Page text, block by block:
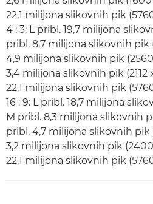
22,1 milijona slikovnih pik
4 : 3: L pribl. 19,7 milijona
pribl. 8,7 milijona slikovnih pik
4,9 milijona slikovnih pik (2560
3,4 milijona slikovnih pik (2112
22,1 milijona slikovnih pik
16 : 9: L pribl. 18,7 milijona
M pribl. 8,3 milijona slikovnih
pribl. 4,7 milijona slikovnih pik
3,2 milijona slikovnih pik
22,1 milijona slikovnih pik